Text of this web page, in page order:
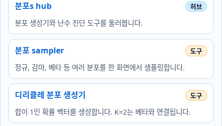
분포s hub
분포 생성기와 난수 진단 도구를 둘러봅니다.
분포 sampler
정규, 감마, 베타 등 여러 분포를 한 화면에서 샘플링합니다.
디리클레 분포 생성기
합이 1인 확률 벡터를 생성합니다. K=2는 베타와 연결됩니다.